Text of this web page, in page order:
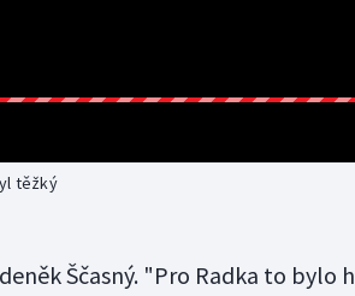
těžký
Ščasný. "Pro Radka to bylo